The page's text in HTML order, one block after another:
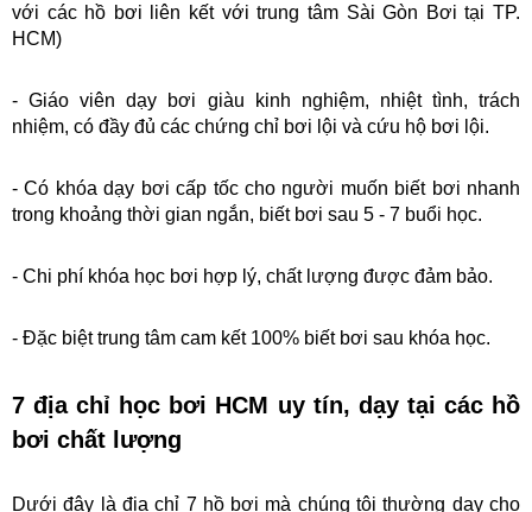
với các hồ bơi liên kết với trung tâm Sài Gòn Bơi tại TP.
HCM)
- Giáo viên dạy bơi giàu kinh nghiệm, nhiệt tình, trách
nhiệm, có đầy đủ các chứng chỉ bơi lội và cứu hộ bơi lội.
- Có khóa dạy bơi cấp tốc cho người muốn biết bơi nhanh
trong khoảng thời gian ngắn, biết bơi sau 5 - 7 buổi học.
- Chi phí khóa học bơi hợp lý, chất lượng được đảm bảo.
- Đặc biệt trung tâm cam kết 100% biết bơi sau khóa học.
7 địa chỉ học bơi HCM uy tín, dạy tại các hồ
bơi chất lượng
Dưới đây là địa chỉ 7 hồ bơi mà chúng tôi thường dạy cho